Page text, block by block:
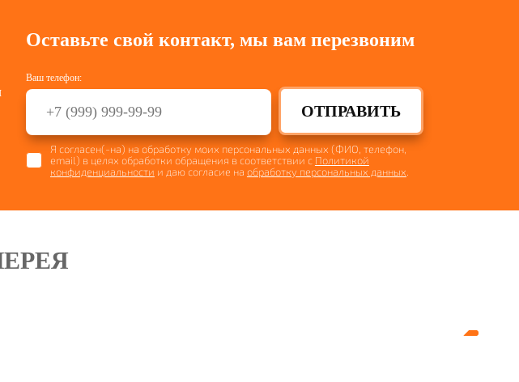
Оставьте свой контакт, мы вам перезвоним
Ваш телефон:
ОТПРАВИТЬ
Я согласен(-на) на обработку моих персональных данных (ФИО, телефон,
email) в целях обработки обращения в соответствии с Политикой
конфиденциальности и даю согласие на обработку персональных данных.